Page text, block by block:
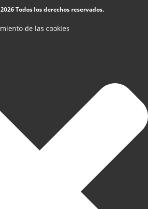
Todos los derechos reservados.
de las cookies